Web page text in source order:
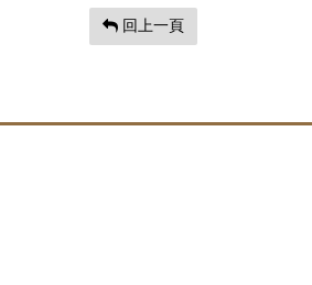
回上一頁